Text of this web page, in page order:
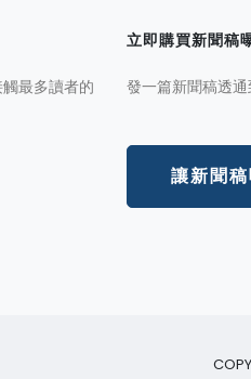
最多讀者的
立即購買新聞稿
發一篇新聞稿透
讓新聞